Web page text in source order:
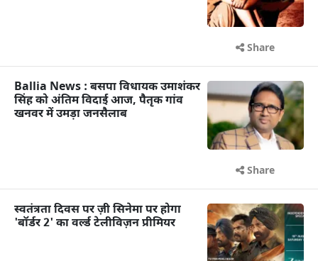
Share
Ballia News : बसपा विधायक उमाशंकर
सिंह को अंतिम विदाई आज, पैतृक गांव
खनवर में उमड़ा जनसैलाब
Share
स्वतंत्रता दिवस पर ज़ी सिनेमा पर होगा
'बॉर्डर 2' का वर्ल्ड टेलीविज़न प्रीमियर